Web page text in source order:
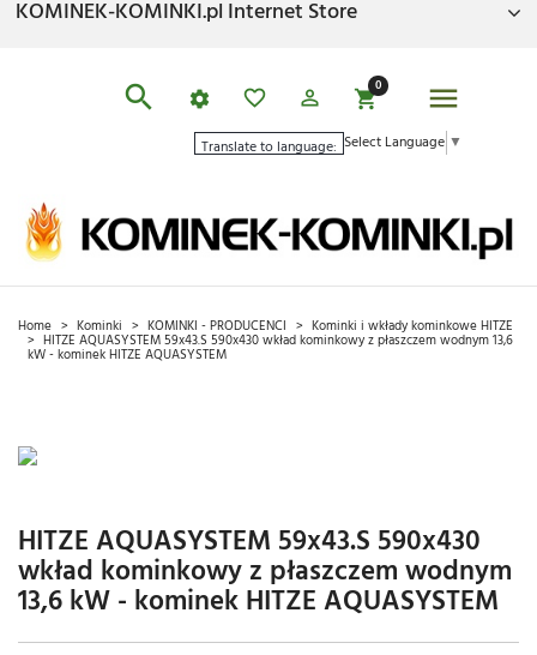
KOMINEK-KOMINKI.pl Internet Store
0
Translate to language: Select Language ▼
Home Kominki KOMINKI - PRODUCENCI Kominki i wkłady kominkowe HITZE
HITZE AQUASYSTEM 59x43.S 590x430 wkład kominkowy z płaszczem wodnym 13,6
kW - kominek HITZE AQUASYSTEM
HITZE AQUASYSTEM 59x43.S 590x430
wkład kominkowy z płaszczem wodnym
13,6 kW - kominek HITZE AQUASYSTEM